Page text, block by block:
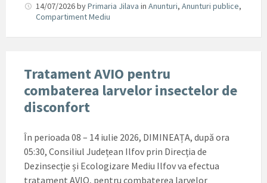
14/07/2026byPrimaria Jilava in Anunturi, Anunturi publice,
Compartiment Mediu
Tratament AVIO pentru
combaterea larvelor insectelor de
disconfort
În perioada 08 – 14 iulie 2026, DIMINEAȚA, după ora
05:30, Consiliul Județean Ilfov prin Direcția de
Dezinsecție și Ecologizare Mediu Ilfov va efectua
tratament AVIO, pentru combaterea larvelor